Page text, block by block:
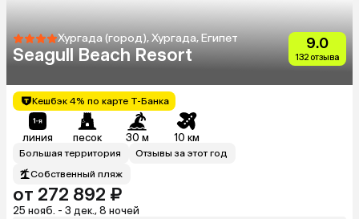
Хургада (город), Хургада, Египет
Seagull Beach Resort
9.0
132 отзыва
Кешбэк 4% по карте Т-Банка
линия песок 30 м 10 км
Большая территория
Отзывы за этот год
Собственный пляж
от 272 892 ₽
25 нояб. - 3 дек., 8 ночей